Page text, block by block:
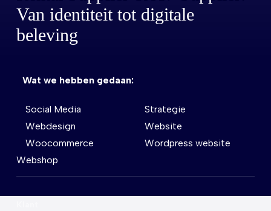
Van identiteit tot digitale
beleving
Wat we hebben gedaan:
Social Media
Strategie
Webdesign
Website
Woocommerce
Webshop
Wordpress website